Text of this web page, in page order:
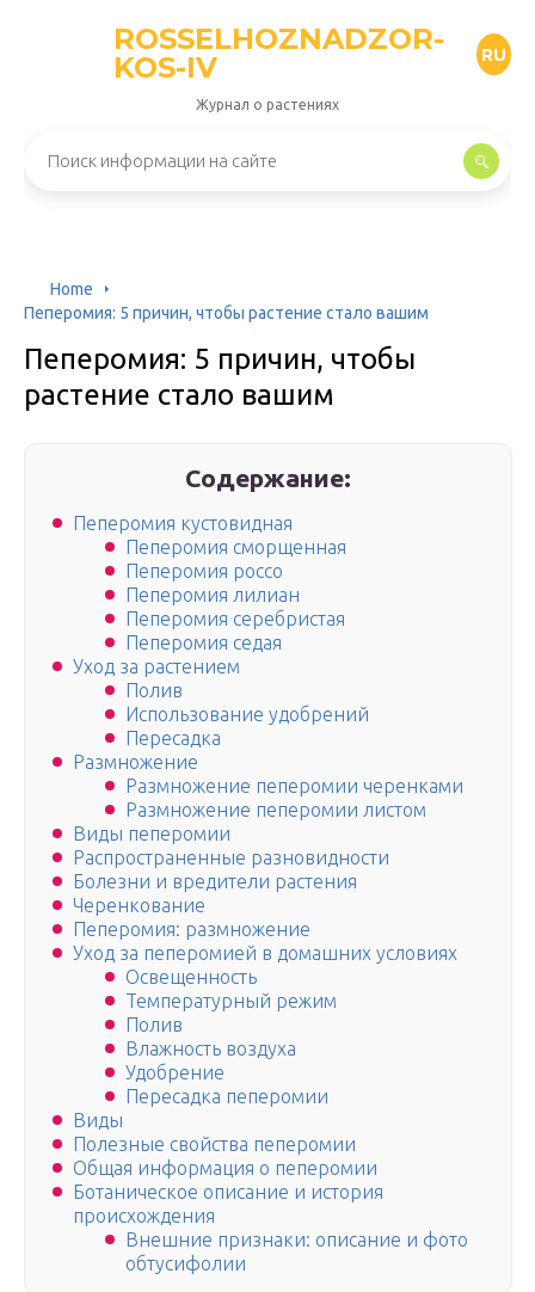
ROSSELHOZNADZOR-
KOS-IV
RU
Журнал о растениях
Home
Пеперомия: 5 причин, чтобы растение стало вашим
Пеперомия: 5 причин, чтобы
растение стало вашим
Содержание:
Пеперомия кустовидная
Пеперомия сморщенная
Пеперомия россо
Пеперомия лилиан
Пеперомия серебристая
Пеперомия седая
Уход за растением
Полив
Использование удобрений
Пересадка
Размножение
Размножение пеперомии черенками
Размножение пеперомии листом
Виды пеперомии
Распространенные разновидности
Болезни и вредители растения
Черенкование
Пеперомия: размножение
Уход за пеперомией в домашних условиях
Освещенность
Температурный режим
Полив
Влажность воздуха
Удобрение
Пересадка пеперомии
Виды
Полезные свойства пеперомии
Общая информация о пеперомии
Ботаническое описание и история
происхождения
Внешние признаки: описание и фото
обтусифолии